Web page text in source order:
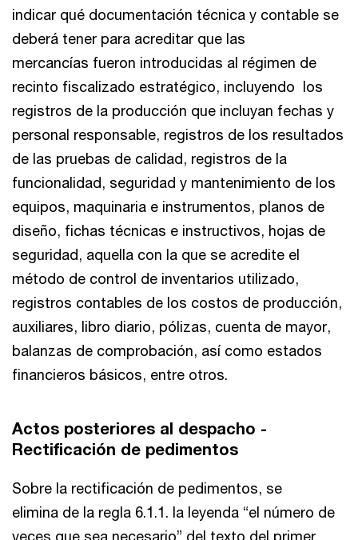
indicar qué documentación técnica y contable se
deberá tener para acreditar que las
mercancías fueron introducidas al régimen de
recinto fiscalizado estratégico, incluyendo los
registros de la producción que incluyan fechas y
personal responsable, registros de los resultados
de las pruebas de calidad, registros de la
funcionalidad, seguridad y mantenimiento de los
equipos, maquinaria e instrumentos, planos de
diseño, fichas técnicas e instructivos, hojas de
seguridad, aquella con la que se acredite el
método de control de inventarios utilizado,
registros contables de los costos de producción,
auxiliares, libro diario, pólizas, cuenta de mayor,
balanzas de comprobación, así como estados
financieros básicos, entre otros.
Actos posteriores al despacho -
Rectificación de pedimentos
Sobre la rectificación de pedimentos, se
elimina de la regla 6.1.1. la leyenda “el número de
veces que sea necesario” del texto del primer